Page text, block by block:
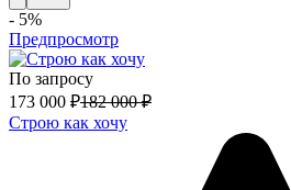
- 5%
Предпросмотр
По запросу
173 000 ₽182 000 ₽
Строю как хочу